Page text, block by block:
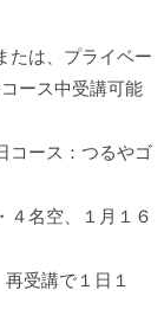
たは、プライベー
ース中受講可能
コース：つるやゴ
４名空、１月１６
講で１日１